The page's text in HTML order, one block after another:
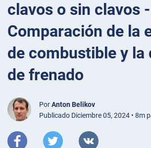
clavos o sin clavos -
Comparación de la
de combustible y la
de frenado
PorAnton Belikov
Publicado Diciembre 05, 2024 • 8m